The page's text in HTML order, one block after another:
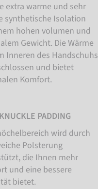
extra warme und sehr
synthetische Isolation
hohen volumen und
Gewicht. Die Wärme
Inneren des Handschuhs
und bietet
Komfort.
PADDING
wird durch
Polsterung
die Ihnen mehr
und eine bessere
bietet.